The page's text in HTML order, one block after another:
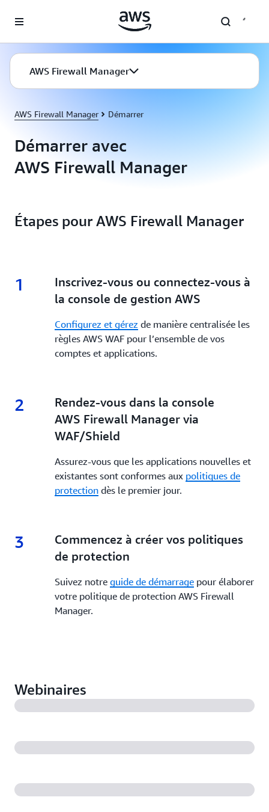
AWS Firewall Manager
AWS Firewall Manager Démarrer
Démarrer avec
AWS Firewall Manager
Étapes pour AWS Firewall Manager
1 1.
Inscrivez-vous ou connectez-vous à
la console de gestion AWS
Configurez et gérez de manière centralisée les
règles AWS WAF pour l’ensemble de vos
comptes et applications.
2 2.
Rendez-vous dans la console
AWS Firewall Manager via
WAF/Shield
Assurez-vous que les applications nouvelles et
existantes sont conformes aux politiques de
protectiondès le premier jour.
3 3.
Commencez à créer vos politiques
de protection
Suivez notre guide de démarragepour élaborer
votre politique de protection AWS Firewall
Manager.
Webinaires